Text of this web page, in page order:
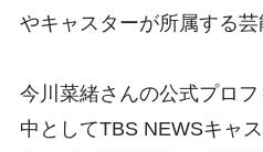
やキャスターが所属する芸
今川菜緒さんの公式プロ
中としてTBS NEWSキャ